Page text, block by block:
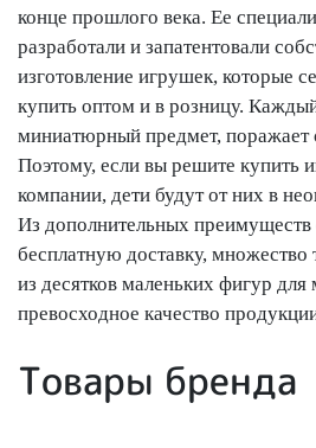
конце прошлого века. Ее
разработали и запатентовали
изготовление игрушек, которые
купить оптом и в розницу.
миниатюрный предмет, поражает
Поэтому, если вы решите купить
компании, дети будут от них в
Из дополнительных преимуществ
бесплатную доставку, множество
из десятков маленьких фигур для
превосходное качество
Товары бренда